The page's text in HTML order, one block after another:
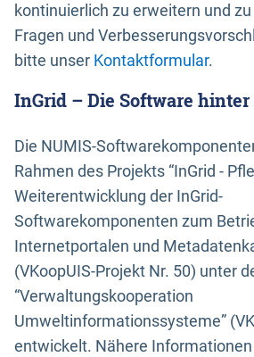
kontinuierlich zu erweitern und
Fragen und
bitte unser Kontaktformular.
InGrid – Die Software hinter
Die NUMIS-
Rahmen des Projekts “InGrid -
Weiterentwicklung der InGrid-
Softwarekomponenten zum
Internetportalen und
(VKoopUIS-Projekt Nr. 50) unter
“Verwaltungskooperation
Umweltinformationssysteme”
entwickelt. Nähere